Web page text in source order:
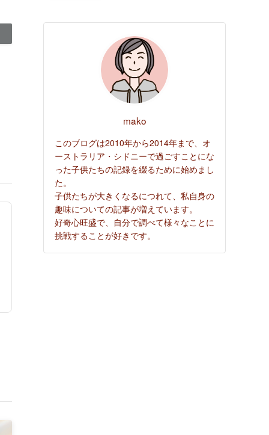
mako
このブログは2010年から2014年まで、オ
ーストラリア・シドニーで過ごすことにな
った子供たちの記録を綴るために始めまし
た。
子供たちが大きくなるにつれて、私自身の
趣味についての記事が増えています。
好奇心旺盛で、自分で調べて様々なことに
挑戦することが好きです。